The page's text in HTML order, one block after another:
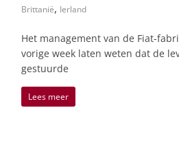
Brittanië, Ierland
Het management van de Fiat-
vorige week laten weten dat de
gestuurde
Lees meer